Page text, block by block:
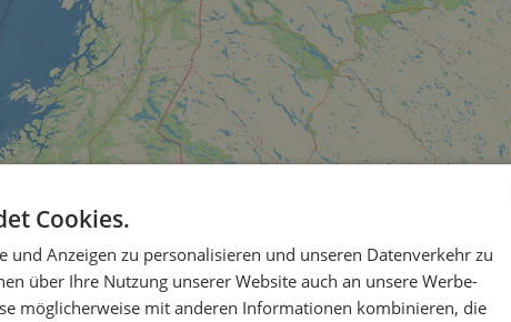
ENGLISH
FRENCH
Cookies.
und Anzeigen zu personalisieren und unseren Datenverkehr zu
über Ihre Nutzung unserer Website auch an unsere Werbe-
möglicherweise mit anderen Informationen kombinieren, die